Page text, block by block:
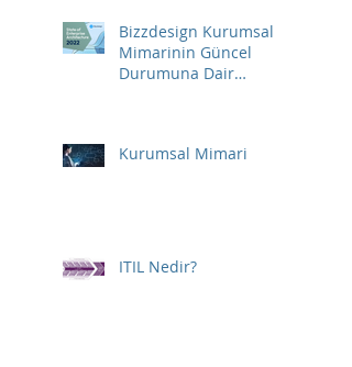
Bizzdesign Kurumsal
Mimarinin Güncel
Durumuna Dair
Kurumsal Mimari
ITIL Nedir?